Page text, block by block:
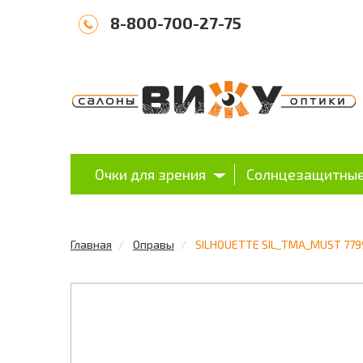
8-800-700-27-75
Очки для зрения
Главная Оправы SILHOUETTE SIL_TMA_MUST